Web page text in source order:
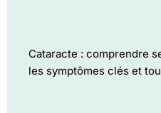
Cataracte : comprendre
les symptômes clés et